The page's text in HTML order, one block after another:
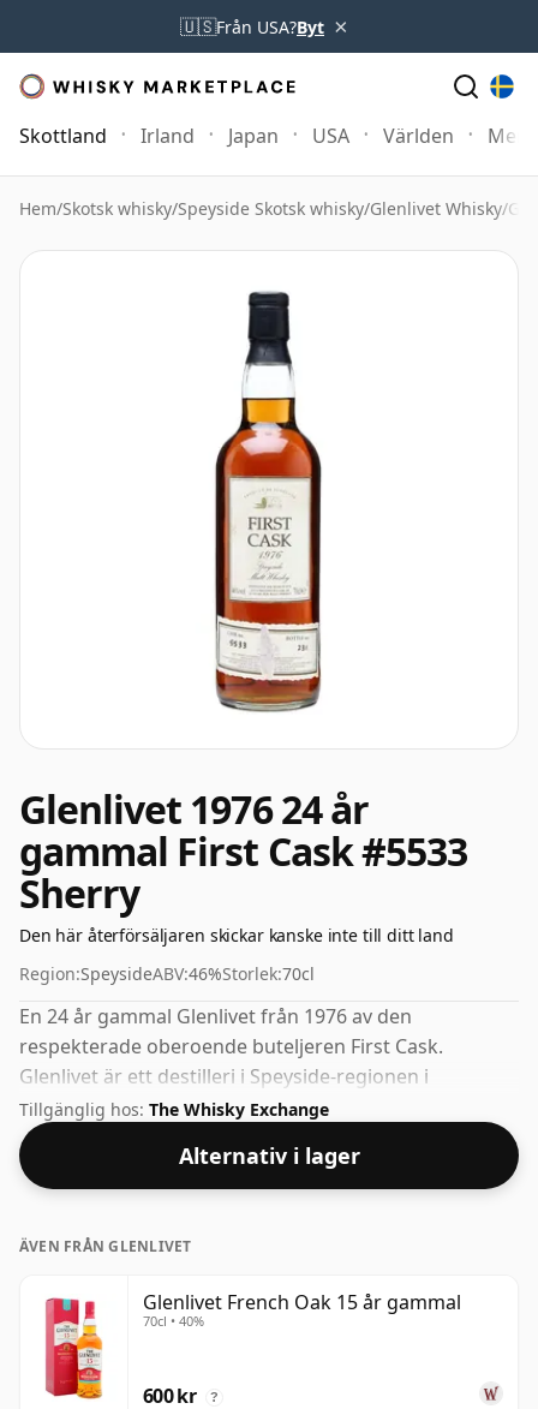
🇺🇸Från USA?Byt ×
Skottland Irland Japan USA Världen Mer
Hem/Skotsk whisky/Speyside Skotsk whisky/Glenlivet Whisky/
Glenlivet 1976 24 år
gammal First Cask #5533
Sherry
Den här återförsäljaren skickar kanske inte till ditt land
Region:SpeysideABV:46%Storlek:70cl
En 24 år gammal Glenlivet från 1976 av den
respekterade oberoende buteljeren First Cask.
Glenlivet är ett destilleri i Speyside-regionen i
Skottland. Kommer i en vanlig 70cl flaska och
buteljeras till ett hälsosamt ABV på 46%.
Tillgänglig hos: The Whisky Exchange
Alternativ i lager
ÄVEN FRÅN GLENLIVET
Glenlivet French Oak 15 år gammal
70cl • 40%
600 kr ?